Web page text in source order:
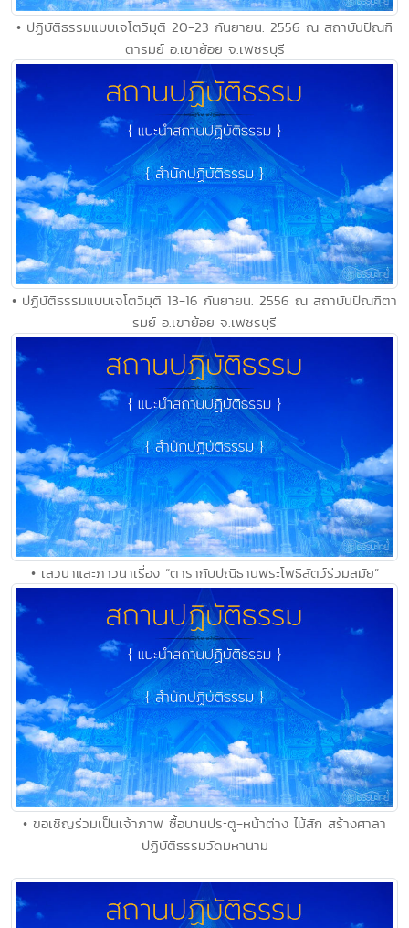
• ปฏิบัติธรรมแบบเจโตวิมุติ 20-23 กันยายน. 2556 ณ สถาบันปัณฑิ
ตารมย์ อ.เขาย้อย จ.เพชรบุรี
• ปฏิบัติธรรมแบบเจโตวิมุติ 13-16 กันยายน. 2556 ณ สถาบันปัณฑิตา
รมย์ อ.เขาย้อย จ.เพชรบุรี
• เสวนาและภาวนาเรื่อง “ตารากับปณิธานพระโพธิสัตว์ร่วมสมัย”
• ขอเชิญร่วมเป็นเจ้าภาพ ซื้อบานประตู-หน้าต่าง ไม้สัก สร้างศาลา
ปฏิบัติธรรมวัดมหานาม